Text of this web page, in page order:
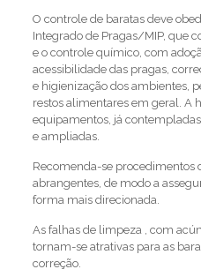
O controle de baratas deve
Integrado de Pragas/MIP, que
e o controle químico, com
acessibilidade das pragas,
e higienização dos ambientes,
restos alimentares em geral. A
equipamentos, já
e ampliadas.
Recomenda-se procedimentos
abrangentes, de modo a
forma mais direcionada.
As falhas de limpeza , com
tornam-se atrativas para as
correção.